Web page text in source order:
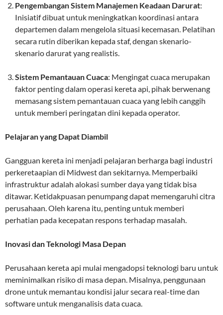
Pengembangan Sistem Manajemen Keadaan Darurat:
Inisiatif dibuat untuk meningkatkan koordinasi antara
departemen dalam mengelola situasi kecemasan. Pelatihan
secara rutin diberikan kepada staf, dengan skenario-
skenario darurat yang realistis.
Sistem Pemantauan Cuaca: Mengingat cuaca merupakan
faktor penting dalam operasi kereta api, pihak berwenang
memasang sistem pemantauan cuaca yang lebih canggih
untuk memberi peringatan dini kepada operator.
Pelajaran yang Dapat Diambil
Gangguan kereta ini menjadi pelajaran berharga bagi industri
perkeretaapian di Midwest dan sekitarnya. Memperbaiki
infrastruktur adalah alokasi sumber daya yang tidak bisa
ditawar. Ketidakpuasan penumpang dapat memengaruhi citra
perusahaan. Oleh karena itu, penting untuk memberi
perhatian pada kecepatan respons terhadap masalah.
Inovasi dan Teknologi Masa Depan
Perusahaan kereta api mulai mengadopsi teknologi baru untuk
meminimalkan risiko di masa depan. Misalnya, penggunaan
drone untuk memantau kondisi jalur secara real-time dan
software untuk menganalisis data cuaca.